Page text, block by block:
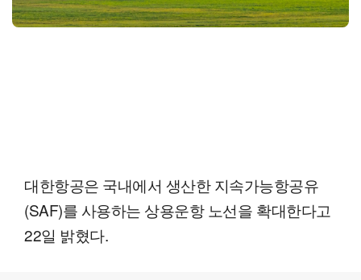
대한항공은 국내에서 생산한 지속가능항공유
(SAF)를 사용하는 상용운항 노선을 확대한다고
22일 밝혔다.